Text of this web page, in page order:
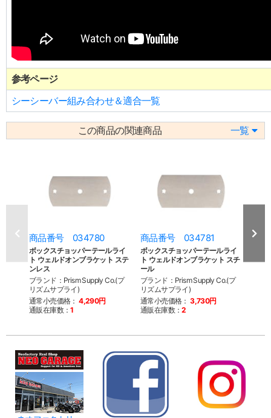
参考ページ
シーシーバー組み合わせ＆適合一覧
この商品の関連商品 一覧
商品番号 034780
ボックスチョッパーテールライ
ト ウェルドオンブラケット ステ
ンレス
ブランド：Prism Supply Co.(プ
リズムサプライ)
通常小売価格： 4,290円
通販在庫数：1
商品番号 034781
ボックスチョッパーテールライ
ト ウェルドオンブラケット スチ
ール
ブランド：Prism Supply Co.(プ
リズムサプライ)
通常小売価格： 3,730円
通販在庫数：2
商